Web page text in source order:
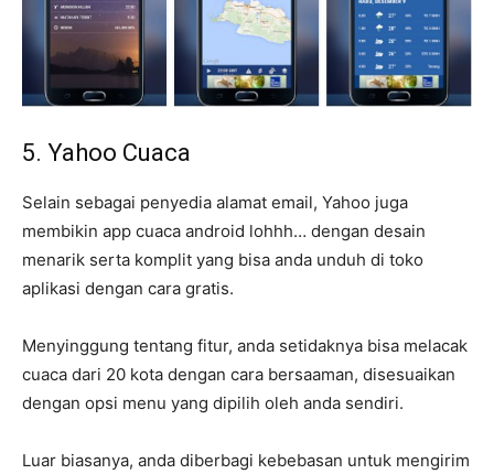
5. Yahoo Cuaca
Selain sebagai penyedia alamat email, Yahoo juga
membikin app cuaca android lohhh… dengan desain
menarik serta komplit yang bisa anda unduh di toko
aplikasi dengan cara gratis.
Menyinggung tentang fitur, anda setidaknya bisa melacak
cuaca dari 20 kota dengan cara bersaaman, disesuaikan
dengan opsi menu yang dipilih oleh anda sendiri.
Luar biasanya, anda diberbagi kebebasan untuk mengirim